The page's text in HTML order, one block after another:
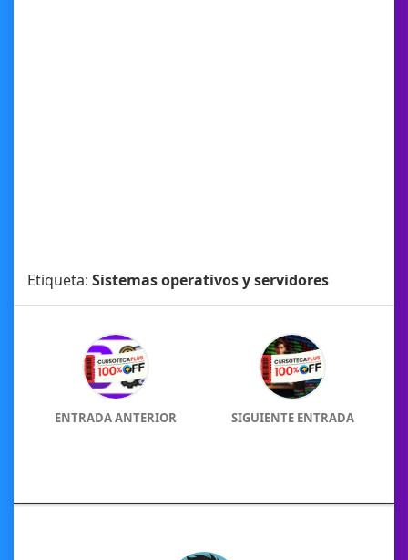
Etiqueta: Sistemas operativos y servidores
ENTRADA ANTERIOR SIGUIENTE ENTRADA